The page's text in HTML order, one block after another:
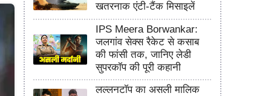
खतरनाक एंटी-टैंक मिसाइलें
IPS Meera Borwankar:
जलगांव सेक्स रैकेट से कसाब
की फांसी तक, जानिए लेडी
सुपरकॉप की पूरी कहानी
लल्लनटॉप का असली मालिक